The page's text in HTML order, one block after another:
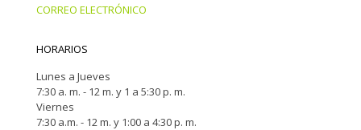
CORREO ELECTRÓNICO
HORARIOS
Lunes a Jueves
7:30 a. m. - 12 m. y 1 a 5:30 p. m.
Viernes
7:30 a.m. - 12 m. y 1:00 a 4:30 p. m.